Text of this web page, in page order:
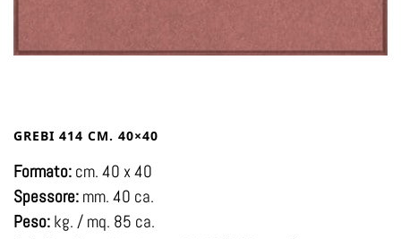
GREBI 414 CM. 40×40
Formato: cm. 40 x 40
Spessore: mm. 40 ca.
Peso: kg. / mq. 85 ca.